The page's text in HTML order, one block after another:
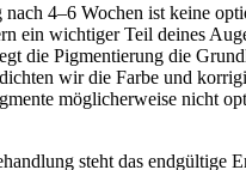
4–6 Wochen ist keine
ein wichtiger Teil deines
die Pigmentierung die
wir die Farbe und
möglicherweise nicht
steht das endgültige